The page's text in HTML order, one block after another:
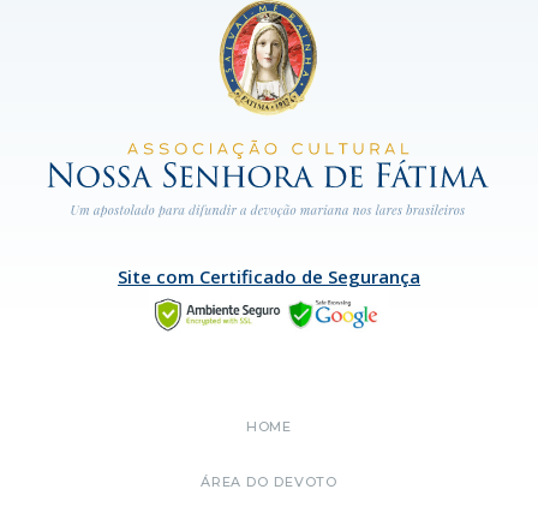
Site com Certificado de Segurança
HOME
ÁREA DO DEVOTO